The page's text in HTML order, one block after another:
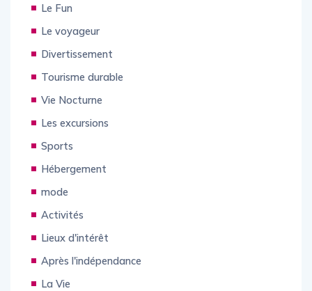
Le Fun
Le voyageur
Divertissement
Tourisme durable
Vie Nocturne
Les excursions
Sports
Hébergement
mode
Activités
Lieux d'intérêt
Après l'indépendance
La Vie